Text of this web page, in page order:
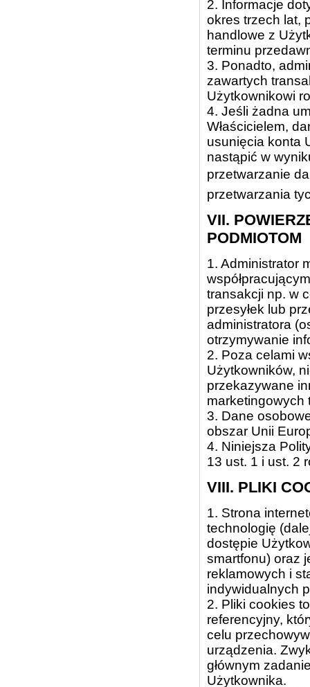
2. Informacje
okres trzech lat,
handlowe z
terminu
3. Ponadto,
zawartych
Użytkownikowi
4. Jeśli żadna
Właścicielem,
usunięcia konta
nastąpić w
przetwarzanie
przetwarzania
VII.
PODMIOTOM
1. Administrator
transakcji np. w
przesyłek lub
administratora
otrzymywanie
2. Poza celami
Użytkowników,
przekazywane
marketingowych
3. Dane
obszar Unii
4. Niniejsza
13 ust. 1 i ust. 2
VIII. PLIKI
1. Strona
technologię
dostępie
smartfonu) oraz
reklamowych i
indywidualnych
2. Pliki cookies
referencyjny,
celu
urządzenia.
głównym
Użytkownika.